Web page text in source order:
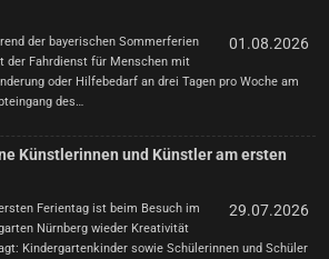
01.08.2026
der bayerischen Sommerferien
der Fahrdienst für Menschen mit
oder Hilfebedarf an drei Tagen pro Woche am
des…
Künstlerinnen und Künstler am ersten
29.07.2026
Ferientag ist beim Besuch im
Nürnberg wieder Kreativität
Kindergartenkinder sowie Schülerinnen und Schüler